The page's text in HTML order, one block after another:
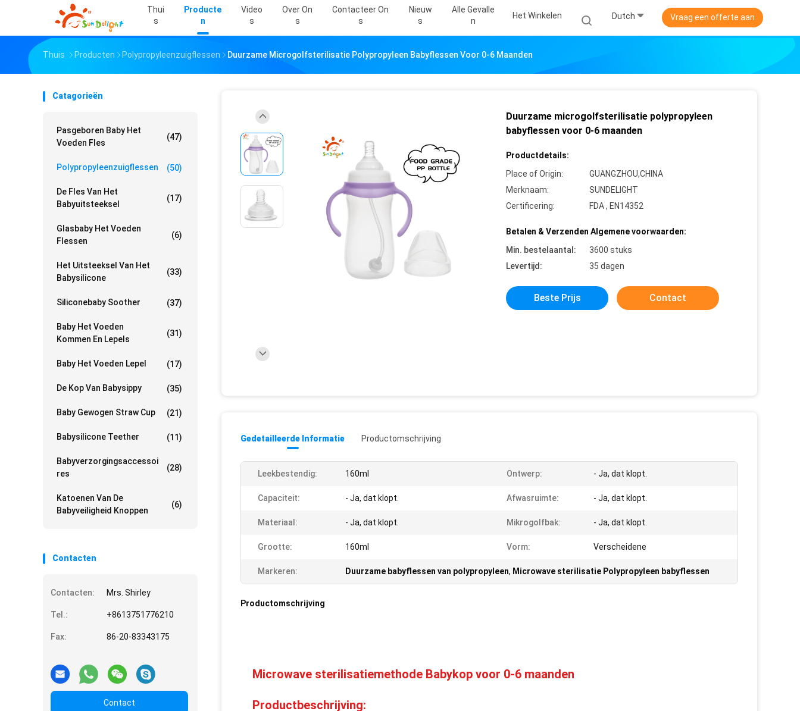
Thui
S
Producte
N
Video
S
Over On
S
Contacteer On
S
Nieuw
S
Alle Gevalle
N
Het Winkelen Dutch Vraag een offerte aan
Thuis Producten Polypropyleenzuigflessen Duurzame Microgolfsterilisatie Polypropyleen Babyflessen Voor 0-6 Maanden
Catagorieën
Pasgeboren Baby Het
Voeden Fles
(47)
Polypropyleenzuigflessen (50)
De Fles Van Het
Babyuitsteeksel
(17)
Glasbaby Het Voeden
Flessen
(6)
Het Uitsteeksel Van Het
Babysilicone
(33)
Siliconebaby Soother (37)
Baby Het Voeden
Kommen En Lepels
(31)
Baby Het Voeden Lepel (17)
De Kop Van Babysippy (35)
Baby Gewogen Straw Cup (21)
Babysilicone Teether (11)
Babyverzorgingsaccessoi
Res
(28)
Katoenen Van De
Babyveiligheid Knoppen
(6)
Contacten
Contacten: Mrs. Shirley
Tel.: +8613751776210
Fax: 86-20-83343175
Contact
Duurzame microgolfsterilisatie polypropyleen
babyflessen voor 0-6 maanden
Productdetails:
Place of Origin:
GUANGZHOU,CHINA
Merknaam:
SUNDELIGHT
Certificering:
FDA , EN14352
Betalen & Verzenden Algemene voorwaarden:
Min. bestelaantal:
3600 stuks
Levertijd:
35 dagen
Beste Prijs Contact
Gedetailleerde Informatie Productomschrijving
Leekbestendig: 160ml Ontwerp: - Ja, dat klopt.
Capaciteit: - Ja, dat klopt. Afwasruimte: - Ja, dat klopt.
Materiaal: - Ja, dat klopt. Mikrogolfbak: - Ja, dat klopt.
Grootte: 160ml Vorm: Verscheidene
Markeren: Duurzame babyflessen van polypropyleen, Microwave sterilisatie Polypropyleen babyflessen
Productomschrijving
Microwave sterilisatiemethode Babykop voor 0-6 maanden
Productbeschrijving: